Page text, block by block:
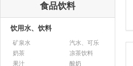
食品饮料
饮用水、饮料
矿泉水
汽水、可乐
奶茶
凉茶饮料
果汁
酸奶